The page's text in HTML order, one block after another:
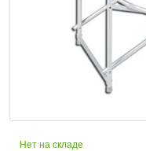
Нет на складе